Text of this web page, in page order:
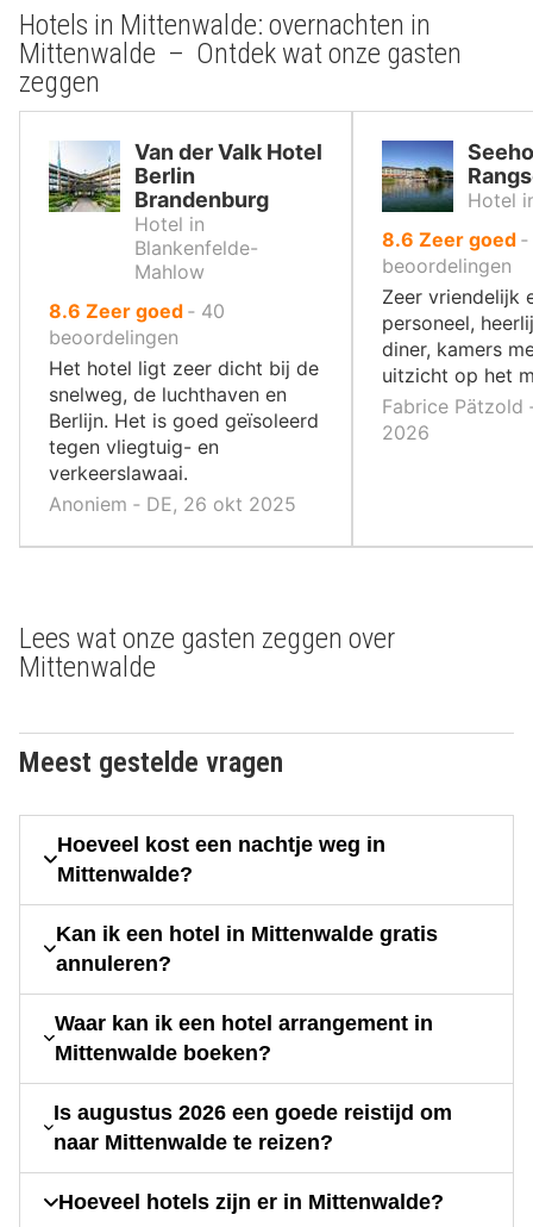
Hotels in Mittenwalde: overnachten in
Mittenwalde – Ontdek wat onze gasten
zeggen
Van der Valk Hotel
Berlin
Brandenburg
Hotel in
Blankenfelde-
Mahlow
8.6 uit
10
Zeer goed ‐ 40
beoordelingen
Het hotel ligt zeer dicht bij de
snelweg, de luchthaven en
Berlijn. Het is goed geïsoleerd
tegen vliegtuig- en
verkeerslawaai.
Anoniem ‐ DE, 26 okt 2025
Hotel
8.6 uit
10
,
Zeer goed ‐
beoordelingen
Zeer vriendelijk
personeel,
diner, kamers
uitzicht op het
Fabrice Pätzold
2026
Lees wat onze gasten zeggen over
Mittenwalde
Meest gestelde vragen
Hoeveel kost een nachtje weg in
Mittenwalde?
Kan ik een hotel in Mittenwalde gratis
annuleren?
Waar kan ik een hotel arrangement in
Mittenwalde boeken?
Is augustus 2026 een goede reistijd om
naar Mittenwalde te reizen?
Hoeveel hotels zijn er in Mittenwalde?